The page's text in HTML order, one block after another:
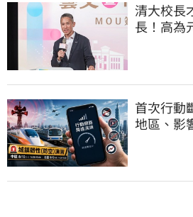
清大校長
長！高為
首次行動
地區、影